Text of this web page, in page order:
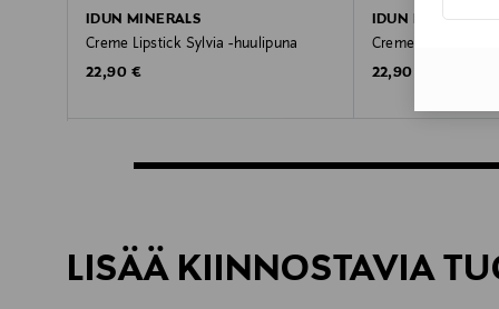
IDUN MINERALS
Creme Lipstick Sylvia -huulipuna
Original Price
22,90 €
IDUN MINERALS
Creme Lipstick
Original Price
22,90 €
LISÄÄ KIINNOSTAVIA